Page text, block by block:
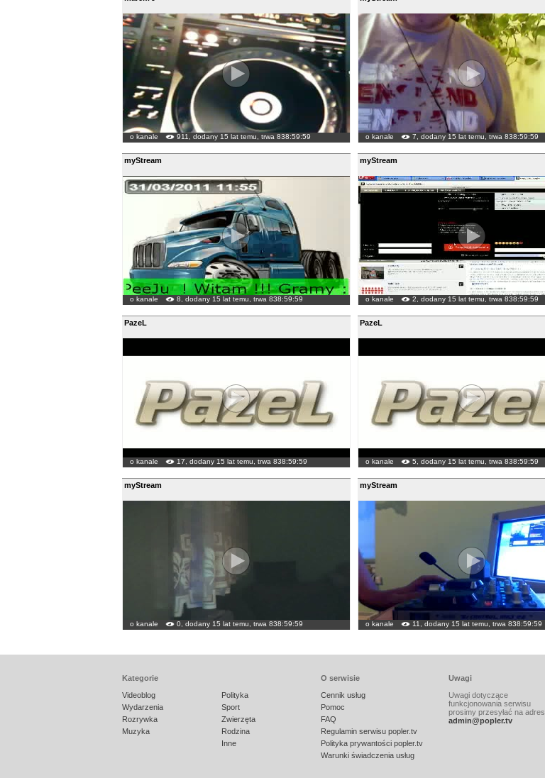
o kanale 911, dodany 15 lat temu, trwa 838:59:59 o kanale 7, dodany 15 lat temu, trwa 838:59:59
myStream
o kanale 8, dodany 15 lat temu, trwa 838:59:59
myStream
o kanale 2, dodany 15 lat temu, trwa 838:59:59
PazeL
o kanale 17, dodany 15 lat temu, trwa 838:59:59
PazeL
o kanale 5, dodany 15 lat temu, trwa 838:59:59
myStream
o kanale 0, dodany 15 lat temu, trwa 838:59:59
myStream
o kanale 11, dodany 15 lat temu, trwa 838:59:59
Kategorie
Videoblog
Wydarzenia
Rozrywka
Muzyka
Polityka
Sport
Zwierzęta
Rodzina
Inne
O serwisie
Cennik usług
Pomoc
FAQ
Regulamin serwisu popler.tv
Polityka prywantości popler.tv
Warunki świadczenia usług
Uwagi
Uwagi dotyczące
funkcjonowania serwisu
prosimy przesyłać na adres
admin@popler.tv